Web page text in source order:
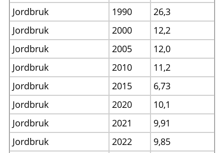
Jordbruk
1990
26,3
Jordbruk
2000
12,2
Jordbruk
2005
12,0
Jordbruk
2010
11,2
Jordbruk
2015
6,73
Jordbruk
2020
10,1
Jordbruk
2021
9,91
Jordbruk
2022
9,85